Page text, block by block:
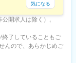
気になる
開求人は除く）。
終了していることもご
んので、あらかじめご